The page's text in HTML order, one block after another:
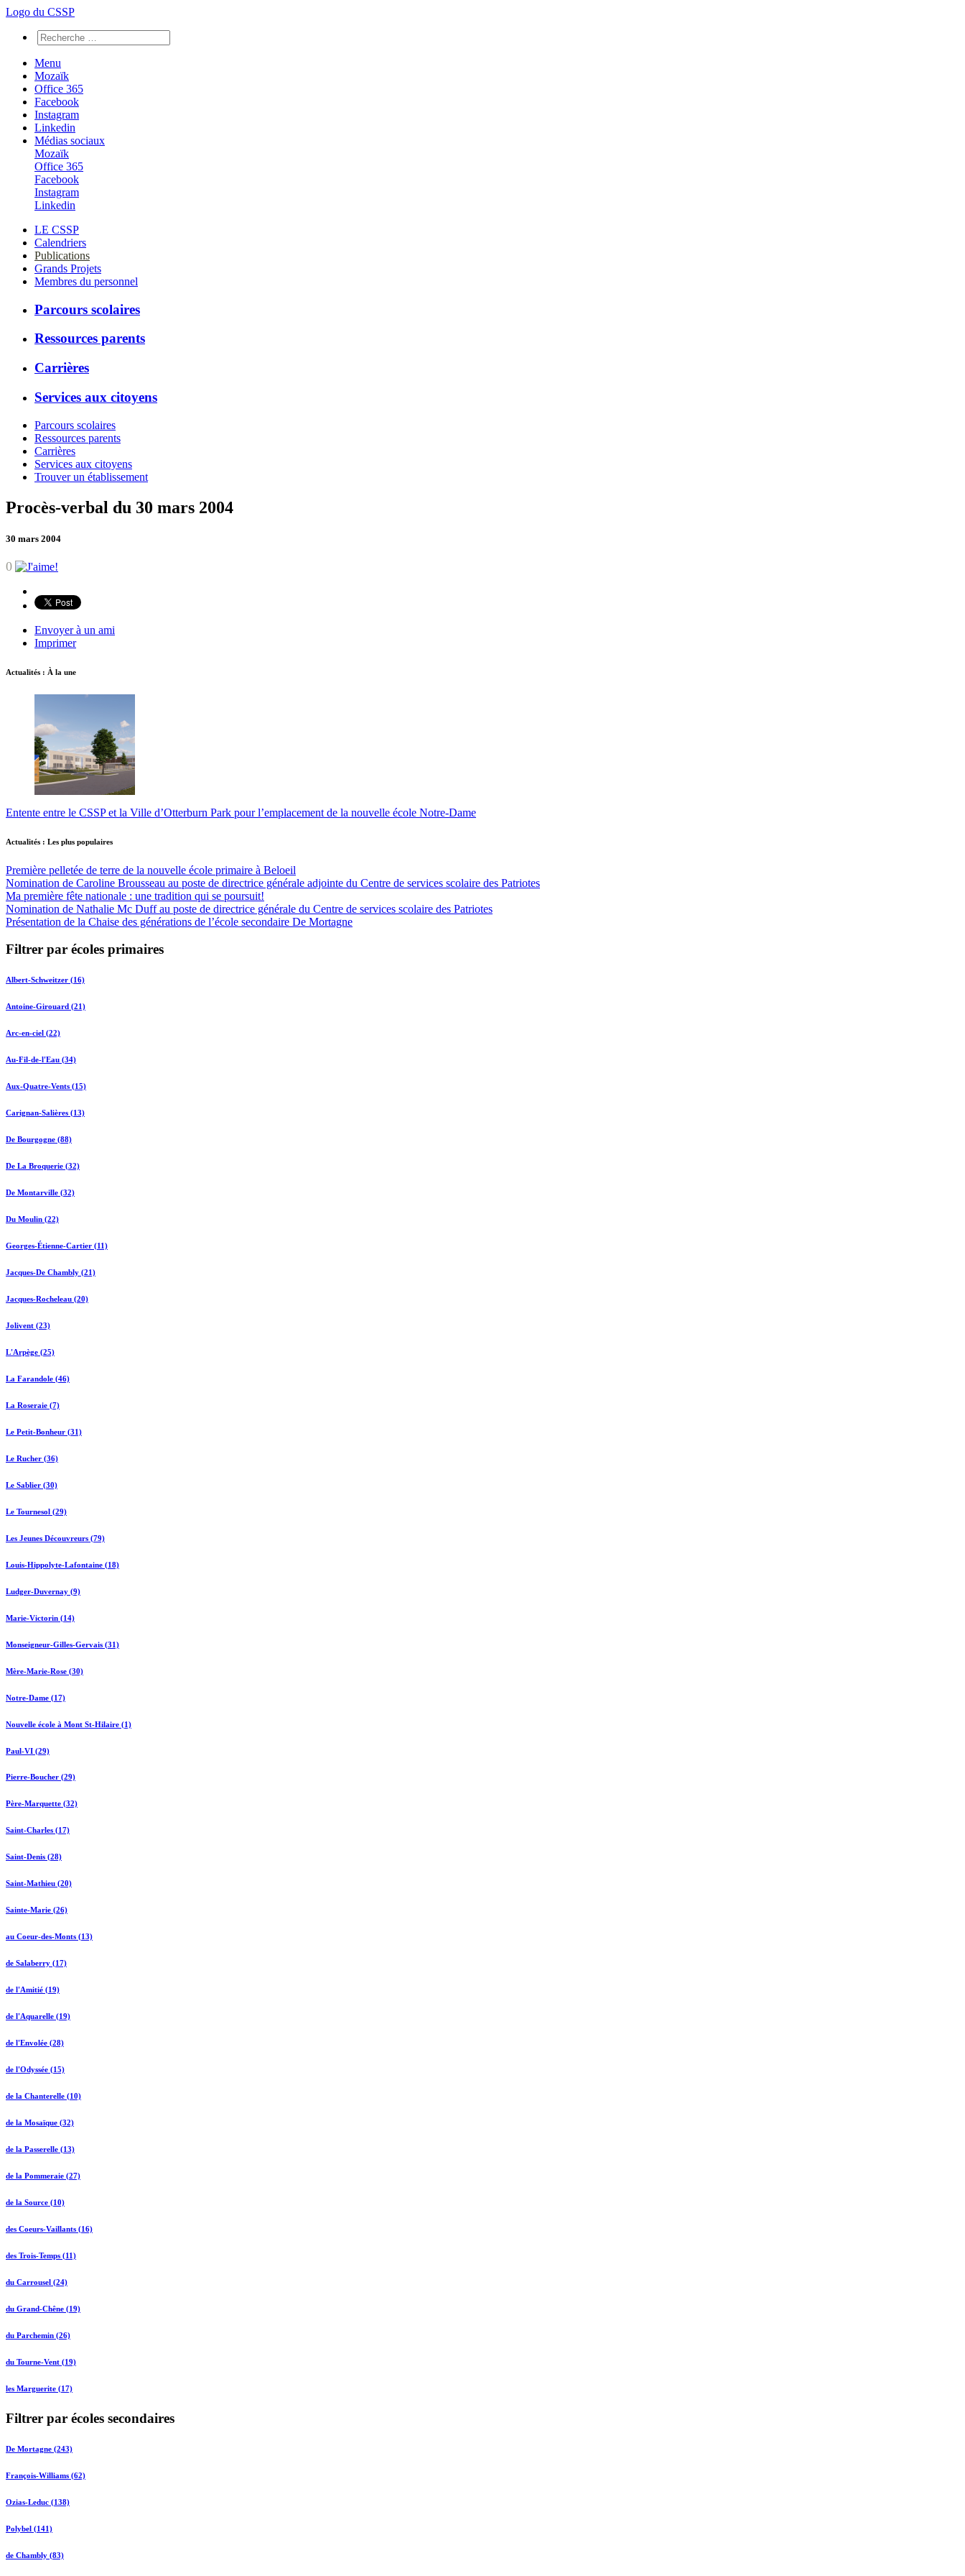
Logo du CSSP
Menu
Mozaïk
Office 365
Facebook
Instagram
Linkedin
Médias sociaux
Mozaïk
Office 365
Facebook
Instagram
Linkedin
LE CSSP
Calendriers
Publications
Grands Projets
Membres du personnel
Parcours scolaires
Ressources parents
Carrières
Services aux citoyens
Parcours scolaires
Ressources parents
Carrières
Services aux citoyens
Trouver un établissement
Procès-verbal du 30 mars 2004
30 mars 2004
0
Envoyer à un ami
Imprimer
Actualités : À la une
Entente entre le CSSP et la Ville d’Otterburn Park pour l’emplacement de la nouvelle école Notre-Dame
Actualités : Les plus populaires
Première pelletée de terre de la nouvelle école primaire à Beloeil
Nomination de Caroline Brousseau au poste de directrice générale adjointe du Centre de services scolaire des Patriotes
Ma première fête nationale : une tradition qui se poursuit!
Nomination de Nathalie Mc Duff au poste de directrice générale du Centre de services scolaire des Patriotes
Présentation de la Chaise des générations de l’école secondaire De Mortagne
Filtrer par écoles primaires
Albert-Schweitzer (16)
Antoine-Girouard (21)
Arc-en-ciel (22)
Au-Fil-de-l'Eau (34)
Aux-Quatre-Vents (15)
Carignan-Salières (13)
De Bourgogne (88)
De La Broquerie (32)
De Montarville (32)
Du Moulin (22)
Georges-Étienne-Cartier (11)
Jacques-De Chambly (21)
Jacques-Rocheleau (20)
Jolivent (23)
L'Arpège (25)
La Farandole (46)
La Roseraie (7)
Le Petit-Bonheur (31)
Le Rucher (36)
Le Sablier (30)
Le Tournesol (29)
Les Jeunes Découvreurs (79)
Louis-Hippolyte-Lafontaine (18)
Ludger-Duvernay (9)
Marie-Victorin (14)
Monseigneur-Gilles-Gervais (31)
Mère-Marie-Rose (30)
Notre-Dame (17)
Nouvelle école à Mont St-Hilaire (1)
Paul-VI (29)
Pierre-Boucher (29)
Père-Marquette (32)
Saint-Charles (17)
Saint-Denis (28)
Saint-Mathieu (20)
Sainte-Marie (26)
au Coeur-des-Monts (13)
de Salaberry (17)
de l'Amitié (19)
de l'Aquarelle (19)
de l'Envolée (28)
de l'Odyssée (15)
de la Chanterelle (10)
de la Mosaïque (32)
de la Passerelle (13)
de la Pommeraie (27)
de la Source (10)
des Coeurs-Vaillants (16)
des Trois-Temps (11)
du Carrousel (24)
du Grand-Chêne (19)
du Parchemin (26)
du Tourne-Vent (19)
les Marguerite (17)
Filtrer par écoles secondaires
De Mortagne (243)
François-Williams (62)
Ozias-Leduc (138)
Polybel (141)
de Chambly (83)